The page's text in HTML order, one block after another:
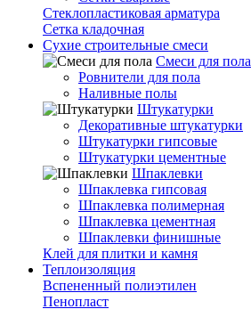
Стеклопластиковая арматура
Сетка кладочная
Сухие строительные смеси
Смеси для пола
Ровнители для пола
Наливные полы
Штукатурки
Декоративные штукатурки
Штукатурки гипсовые
Штукатурки цементные
Шпаклевки
Шпаклевка гипсовая
Шпаклевка полимерная
Шпаклевка цементная
Шпаклевки финишные
Клей для плитки и камня
Теплоизоляция
Вспененный полиэтилен
Пенопласт